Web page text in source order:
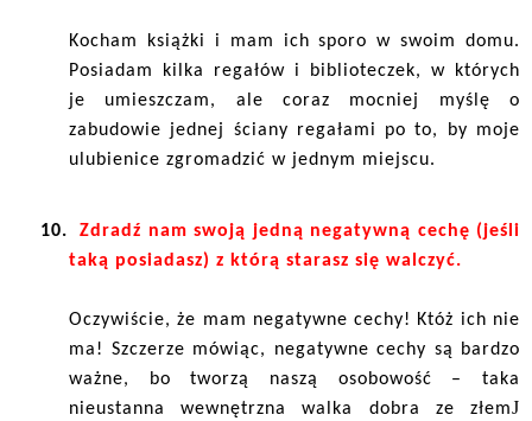
Kocham książki i mam ich sporo w swoim domu.
Posiadam kilka regałów i biblioteczek, w których
je umieszczam, ale coraz mocniej myślę o
zabudowie jednej ściany regałami po to, by moje
ulubienice zgromadzić w jednym miejscu.
10.
Zdradź nam swoją jedną negatywną cechę (jeśli
taką posiadasz) z którą starasz się walczyć.
Oczywiście, że mam negatywne cechy! Któż ich nie
ma! Szczerze mówiąc, negatywne cechy są bardzo
ważne, bo tworzą naszą osobowość – taka
nieustanna wewnętrzna walka dobra ze złemJ